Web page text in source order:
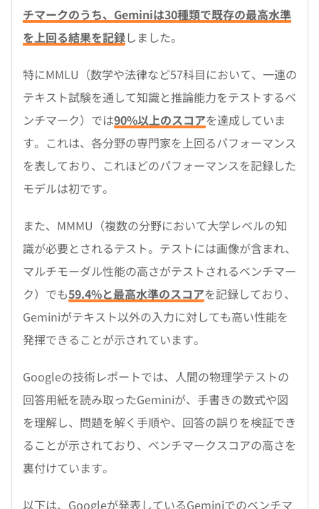
チマークのうち、Geminiは30種類で既存の最高水準
を上回る結果を記録しました。
特にMMLU（数学や法律など57科目において、一連の
テキスト試験を通して知識と推論能力をテストするベ
ンチマーク）では90%以上のスコアを達成していま
す。これは、各分野の専門家を上回るパフォーマンス
を表しており、これほどのパフォーマンスを記録した
モデルは初です。
また、MMMU（複数の分野において大学レベルの知
識が必要とされるテスト。テストには画像が含まれ、
マルチモーダル性能の高さがテストされるベンチマー
ク）でも59.4%と最高水準のスコアを記録しており、
Geminiがテキスト以外の入力に対しても高い性能を
発揮できることが示されています。
Googleの技術レポートでは、人間の物理学テストの
回答用紙を読み取ったGeminiが、手書きの数式や図
を理解し、問題を解く手順や、回答の誤りを検証でき
ることが示されており、ベンチマークスコアの高さを
裏付けています。
以下は、Googleが発表しているGeminiでのベンチマ